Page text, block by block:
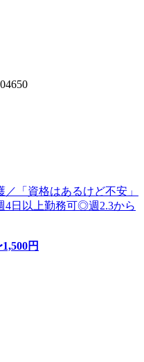
／「資格はあるけど不安」
日以上勤務可◎週2.3から
1,500円